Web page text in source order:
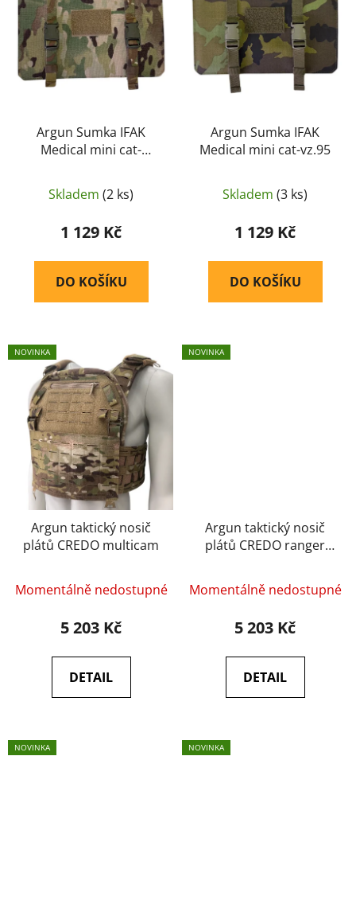
p
d
Argun Sumka IFAK
Medical mini cat-
Skladem (2 ks)
1 129 Kč
DO KOŠÍKU
Argun Sumka IFAK
Medical mini cat-vz.95
Skladem (3 ks)
1 129 Kč
DO KOŠÍKU
NOVINKA
Argun taktický nosič
plátů CREDO multicam
Momentálně nedostupné
5 203 Kč
DETAIL
NOVINKA
Argun taktický nosič
plátů CREDO ranger
Momentálně nedostupné
5 203 Kč
DETAIL
NOVINKA NOVINKA